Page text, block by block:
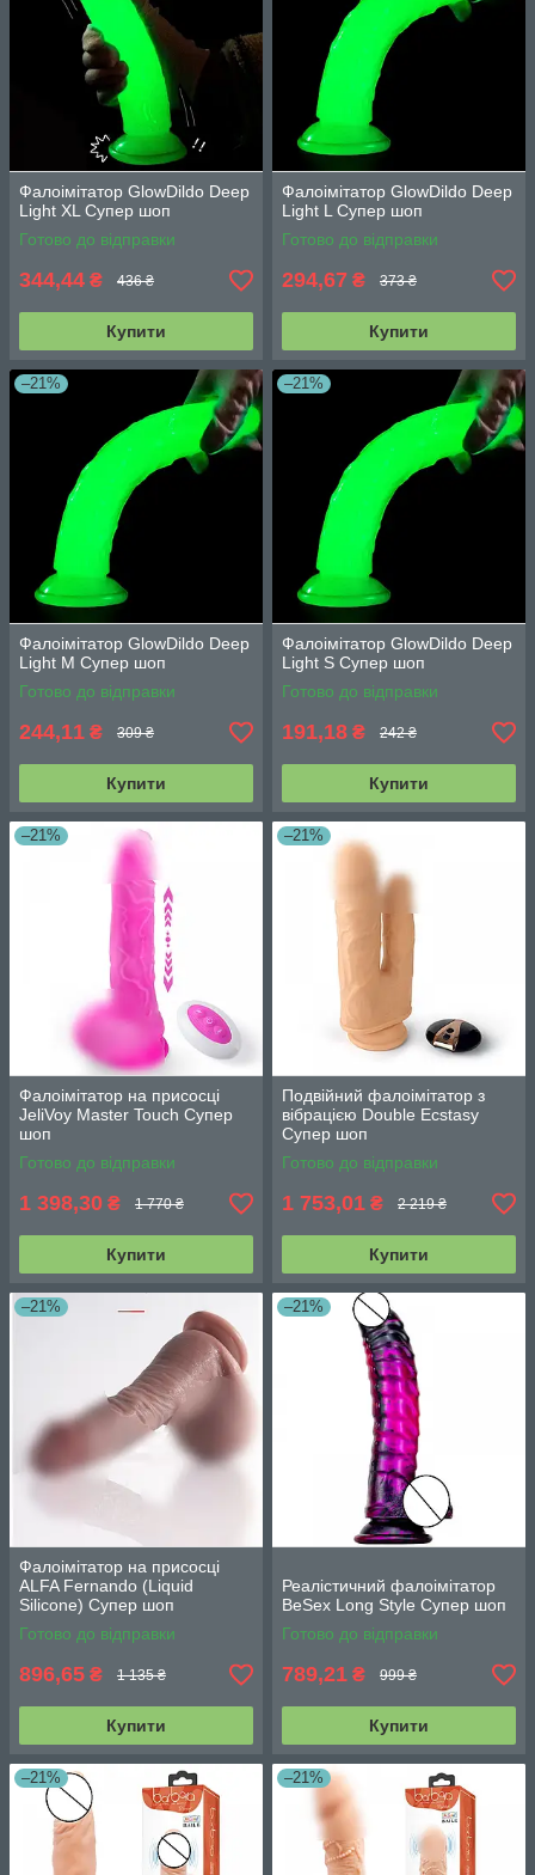
Фалоімітатор GlowDildo Deep
Light XL Супер шоп
Готово до відправки
344,44 ₴ 436 ₴
Купити
Фалоімітатор GlowDildo Deep
Light L Супер шоп
Готово до відправки
294,67 ₴ 373 ₴
Купити
–21%
Фалоімітатор GlowDildo Deep
Light M Супер шоп
Готово до відправки
244,11 ₴ 309 ₴
Купити
–21%
Фалоімітатор GlowDildo Deep
Light S Супер шоп
Готово до відправки
191,18 ₴ 242 ₴
Купити
–21%
Фалоімітатор на присосці
JeliVoy Master Touch Супер
шоп
Готово до відправки
1 398,30 ₴ 1 770 ₴
Купити
–21%
Подвійний фалоімітатор з
вібрацією Double Ecstasy
Супер шоп
Готово до відправки
1 753,01 ₴ 2 219 ₴
Купити
–21%
Фалоімітатор на присосці
ALFA Fernando (Liquid
Silicone) Супер шоп
Готово до відправки
896,65 ₴ 1 135 ₴
Купити
–21%
Реалістичний фалоімітатор
BeSex Long Style Супер шоп
Готово до відправки
789,21 ₴ 999 ₴
Купити
–21% –21%